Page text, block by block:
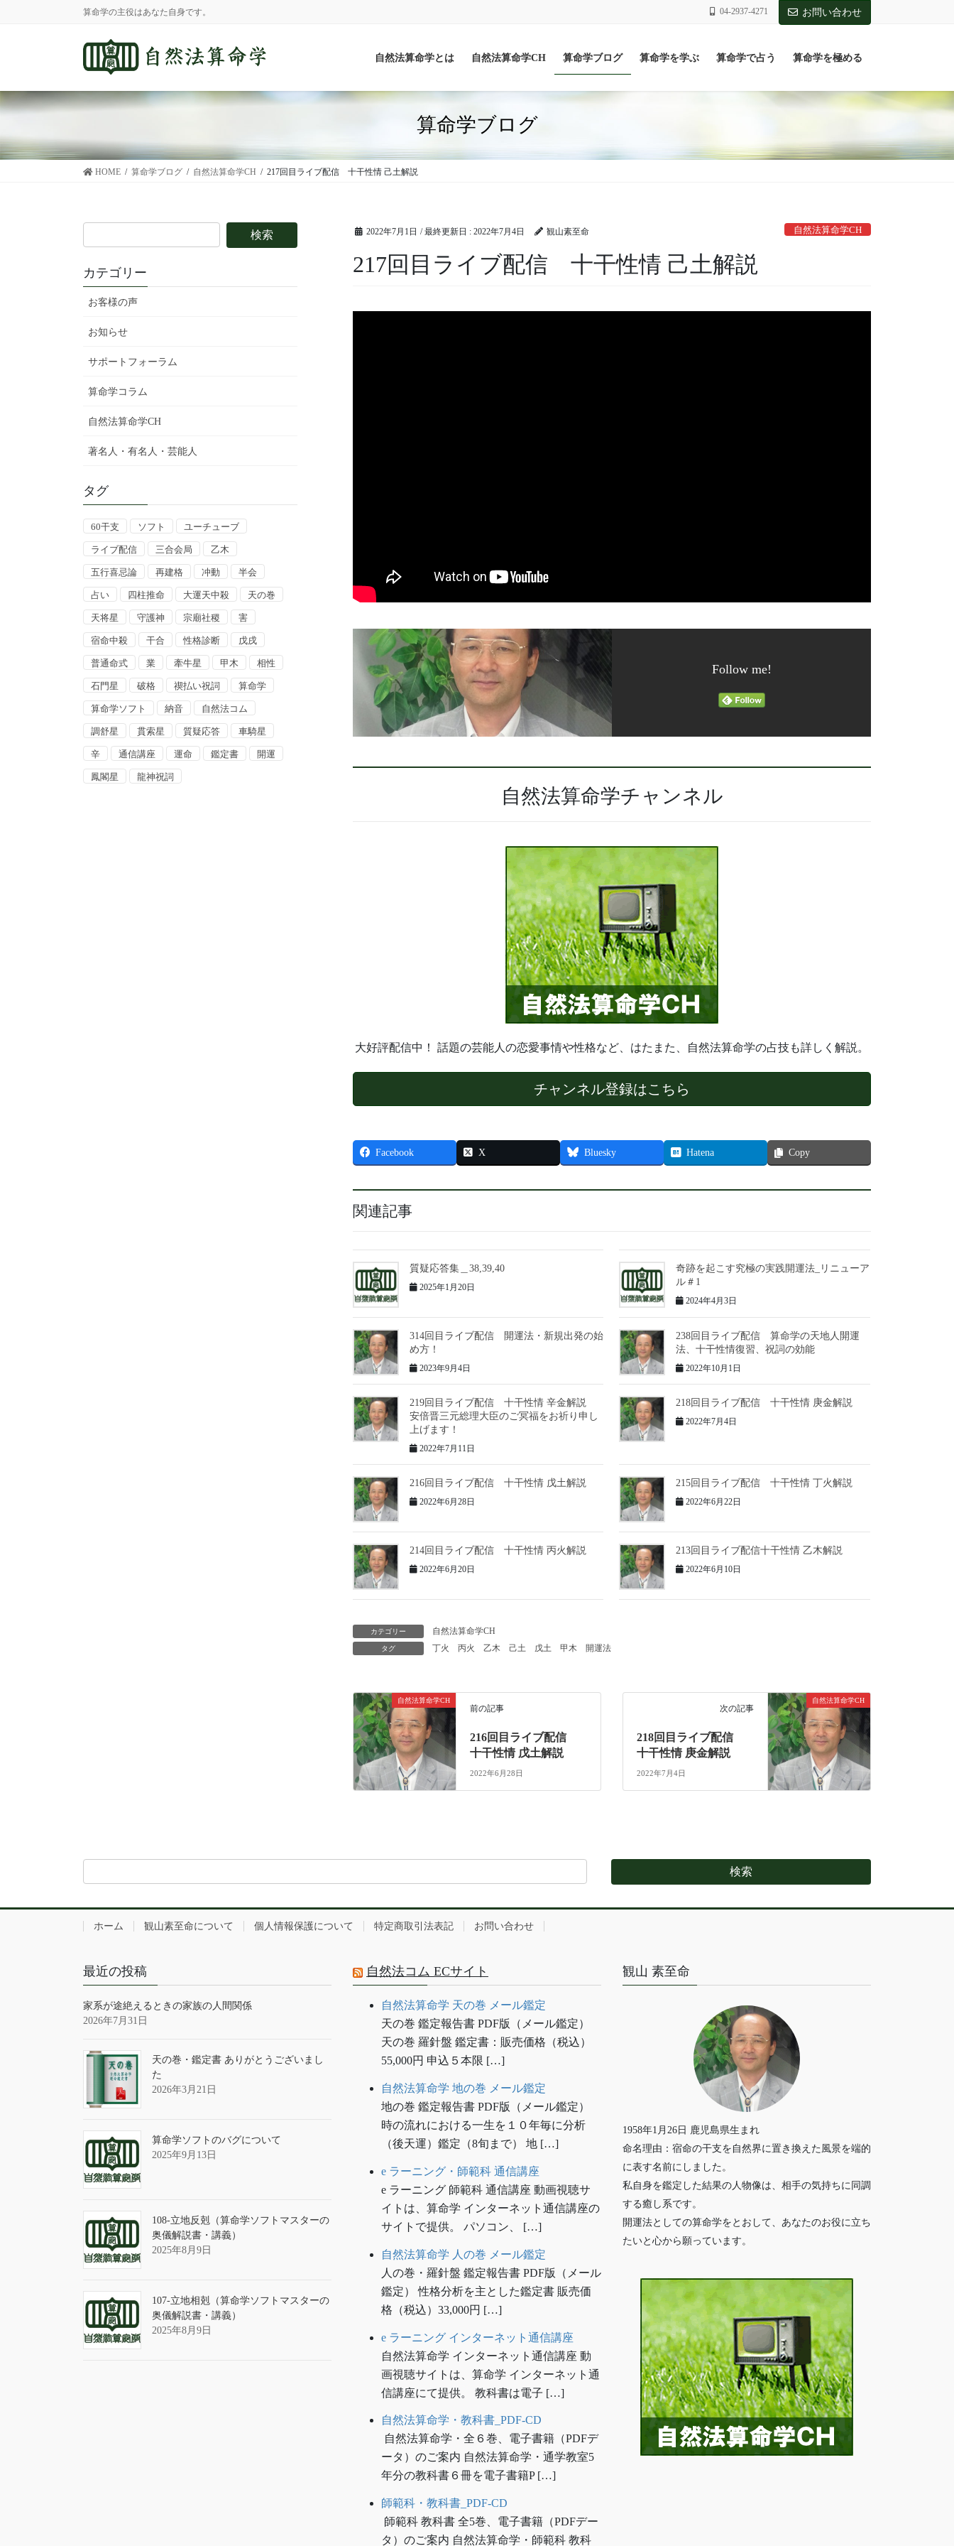
に
移
ョ
ン
移
動
算命学の主役はあなた自身です。 04-2937-4271 お問い合わせ
自然法算命学とは 自然法算命学CH 算命学ブログ 算命学を学ぶ 算命学で占う 算命学を極める
算命学ブログ
HOME 算命学ブログ 自然法算命学CH 217回目ライブ配信 十干性情 己土解説
2022年7月1日 / 最終更新日 : 2022年7月4日 観山素至命 自然法算命学CH
217回目ライブ配信 十干性情 己土解説
Follow me!
自然法算命学チャンネル
大好評配信中！ 話題の芸能人の恋愛事情や性格など、はたまた、自然法算命学の占技も詳しく解説。
チャンネル登録はこちら
Facebook X Bluesky Hatena Copy
関連記事
質疑応答集＿38,39,40
2025年1月20日
奇跡を起こす究極の実践開運法_リニューア
ル＃1
2024年4月3日
314回目ライブ配信 開運法・新規出発の始
め方！
2023年9月4日
238回目ライブ配信 算命学の天地人開運
法、十干性情復習、祝詞の効能
2022年10月1日
219回目ライブ配信 十干性情 辛金解説
安倍晋三元総理大臣のご冥福をお祈り申し
上げます！
2022年7月11日
218回目ライブ配信 十干性情 庚金解説
2022年7月4日
216回目ライブ配信 十干性情 戊土解説
2022年6月28日
215回目ライブ配信 十干性情 丁火解説
2022年6月22日
214回目ライブ配信 十干性情 丙火解説
2022年6月20日
213回目ライブ配信十干性情 乙木解説
2022年6月10日
カテゴリー 自然法算命学CH
タグ 丁火 丙火 乙木 己土 戊土 甲木 開運法
自然法算命学CH
前の記事
216回目ライブ配信
十干性情 戊土解説
2022年6月28日
自然法算命学CH
次の記事
218回目ライブ配信
十干性情 庚金解説
2022年7月4日
カテゴリー
お客様の声
お知らせ
サポートフォーラム
算命学コラム
自然法算命学CH
著名人・有名人・芸能人
タグ
60干支 ソフト ユーチューブ
ライブ配信 三合会局 乙木
五行喜忌論 再建格 冲動 半会
占い 四柱推命 大運天中殺 天の巻
天将星 守護神 宗廟社稷 害
宿命中殺 干合 性格診断 戊戌
普通命式 業 牽牛星 甲木 相性
石門星 破格 禊払い祝詞 算命学
算命学ソフト 納音 自然法コム
調舒星 貫索星 質疑応答 車騎星
辛 通信講座 運命 鑑定書 開運
鳳閣星 龍神祝詞
ホーム 観山素至命について 個人情報保護について 特定商取引法表記 お問い合わせ
最近の投稿
家系が途絶えるときの家族の人間関係
2026年7月31日
天の巻・鑑定書 ありがとうございまし
た
2026年3月21日
算命学ソフトのバグについて
2025年9月13日
108-立地反剋（算命学ソフトマスターの
奥儀解説書・講義）
2025年8月9日
107-立地相剋（算命学ソフトマスターの
奥儀解説書・講義）
2025年8月9日
自然法コム ECサイト
自然法算命学 天の巻 メール鑑定
天の巻 鑑定報告書 PDF版（メール鑑定）
天の巻 羅針盤 鑑定書：販売価格（税込）
55,000円 申込５本限 […]
自然法算命学 地の巻 メール鑑定
地の巻 鑑定報告書 PDF版（メール鑑定）
時の流れにおける一生を１０年毎に分析
（後天運）鑑定（8旬まで） 地 […]
e ラーニング・師範科 通信講座
e ラーニング 師範科 通信講座 動画視聴サ
イトは、算命学 インターネット通信講座の
サイトで提供。 パソコン、 […]
自然法算命学 人の巻 メール鑑定
人の巻・羅針盤 鑑定報告書 PDF版（メール
鑑定） 性格分析を主とした鑑定書 販売価
格（税込）33,000円 […]
e ラーニング インターネット通信講座
自然法算命学 インターネット通信講座 動
画視聴サイトは、算命学 インターネット通
信講座にて提供。 教科書は電子 […]
自然法算命学・教科書_PDF-CD
自然法算命学・全６巻、電子書籍（PDFデ
ータ）のご案内 自然法算命学・通学教室5
年分の教科書６冊を電子書籍P […]
師範科・教科書_PDF-CD
師範科 教科書 全5巻、電子書籍（PDFデー
タ）のご案内 自然法算命学・師範科 教科
観山 素至命
1958年1月26日 鹿児島県生まれ
命名理由：宿命の干支を自然界に置き換えた風景を端的
に表す名前にしました。
私自身を鑑定した結果の人物像は、相手の気持ちに同調
する癒し系です。
開運法としての算命学をとおして、あなたのお役に立ち
たいと心から願っています。